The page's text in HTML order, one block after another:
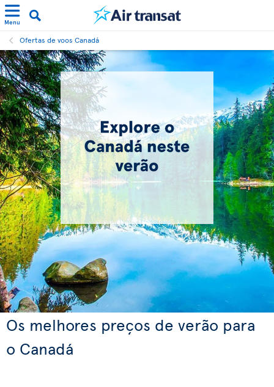
Menu
Ofertas de voos Canadá
Os melhores preços de verão para
o Canadá